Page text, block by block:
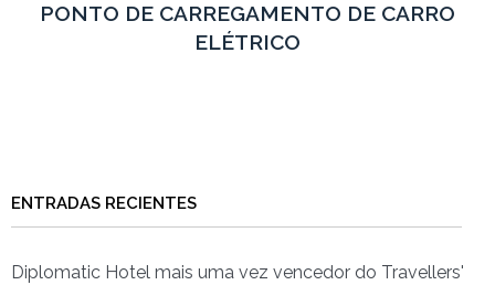
PONTO DE CARREGAMENTO DE CARRO
ELÉTRICO
ENTRADAS RECIENTES
Diplomatic Hotel mais uma vez vencedor do Travellers'